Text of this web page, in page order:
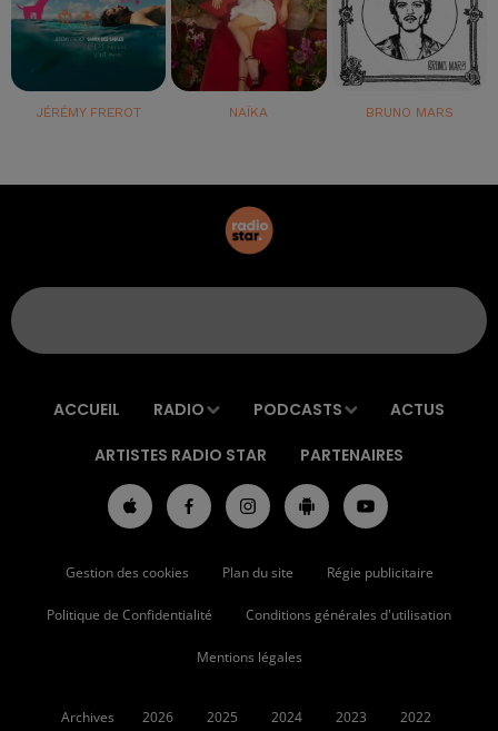
JÉRÉMY FREROT NAÏKA BRUNO MARS
ACCUEIL RADIO PODCASTS ACTUS
ARTISTES RADIO STAR PARTENAIRES
Gestion des cookies Plan du site Régie publicitaire
Politique de Confidentialité Conditions générales d'utilisation
Mentions légales
Archives 2026 2025 2024 2023 2022